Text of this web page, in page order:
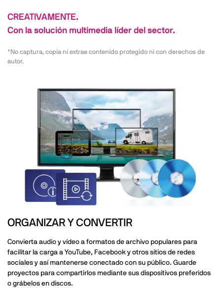
CREATIVAMENTE.
Con la solución multimedia líder del sector.
*No captura, copia ni extrae contenido protegido ni con derechos de
autor.
ORGANIZAR Y CONVERTIR
Convierta audio y vídeo a formatos de archivo populares para
facilitar la carga a YouTube, Facebook y otros sitios de redes
sociales y así mantenerse conectado con su público. Guarde
proyectos para compartirlos mediante sus dispositivos preferidos
o grábelos en discos.